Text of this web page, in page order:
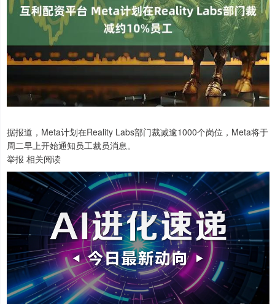
据报道，Meta计划在Reality Labs部门裁减逾1000个岗位，Meta将于
周二早上开始通知员工裁员消息。
举报 相关阅读